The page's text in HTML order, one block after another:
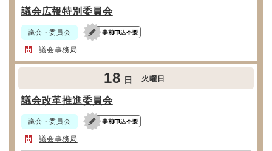
議会広報特別委員会
議会・委員会
議会事務局
18 日 火曜日
議会改革推進委員会
議会・委員会
議会事務局